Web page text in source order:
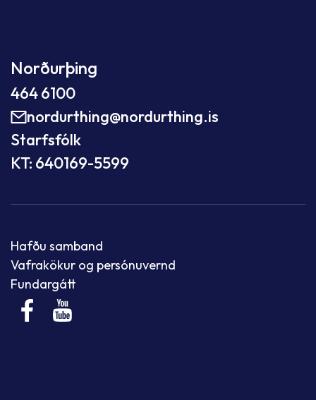
Norðurþing
464 6100
nordurthing@nordurthing.is
Starfsfólk
KT: 640169-5599
Hafðu samband
Vafrakökur og persónuvernd
Fundargátt